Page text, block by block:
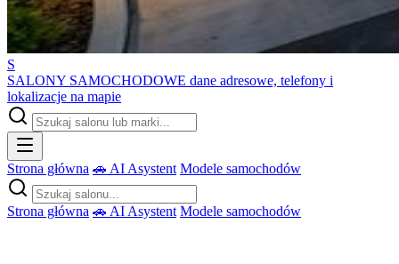
S
SALONY SAMOCHODOWE dane adresowe, telefony i
lokalizacje na mapie
Strona główna 🚗 AI Asystent Modele samochodów
Strona główna 🚗 AI Asystent Modele samochodów